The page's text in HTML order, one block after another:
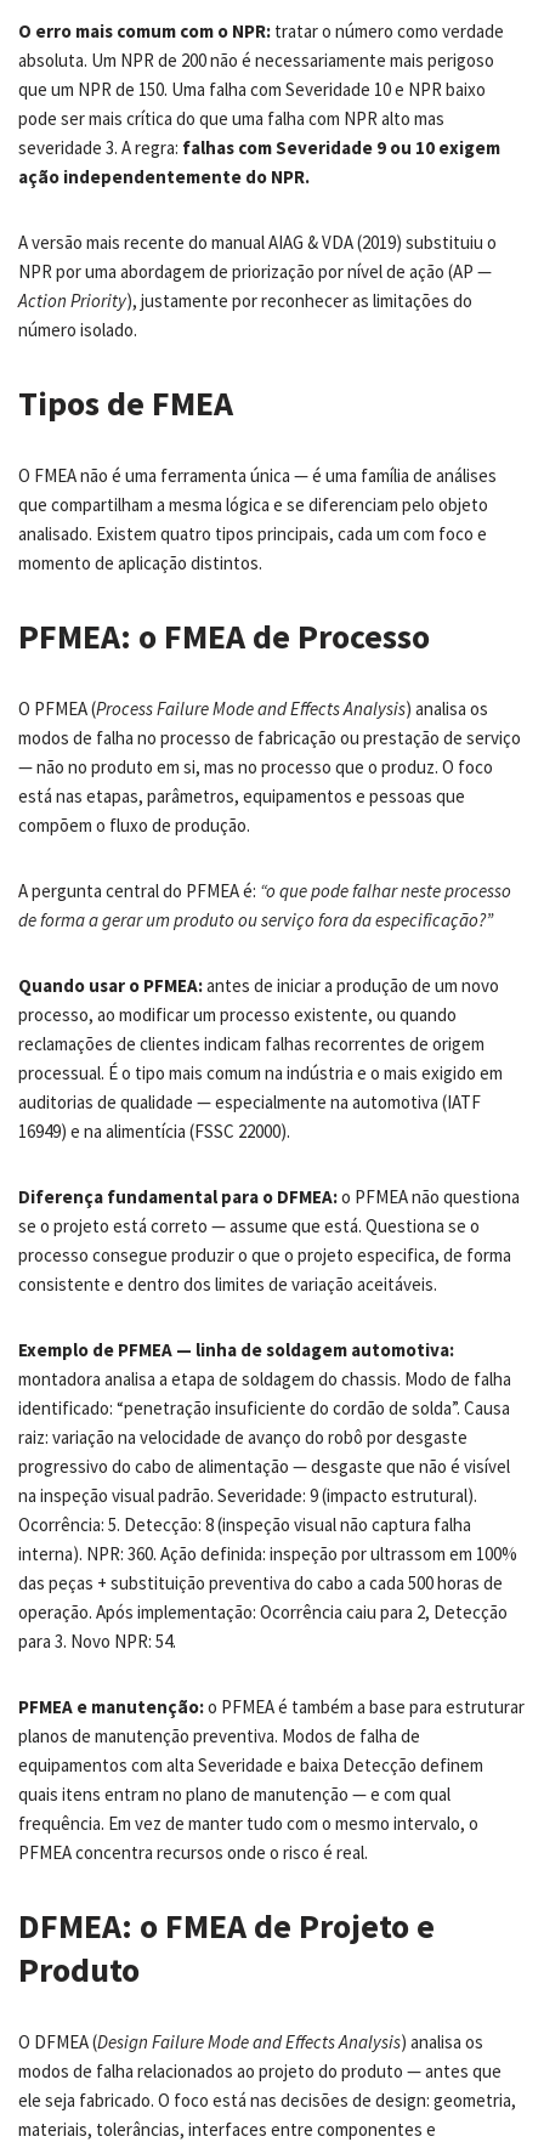
O erro mais comum com o NPR: tratar o número como verdade
absoluta. Um NPR de 200 não é necessariamente mais perigoso
que um NPR de 150. Uma falha com Severidade 10 e NPR baixo
pode ser mais crítica do que uma falha com NPR alto mas
severidade 3. A regra: falhas com Severidade 9 ou 10 exigem
ação independentemente do NPR.
A versão mais recente do manual AIAG & VDA (2019) substituiu o
NPR por uma abordagem de priorização por nível de ação (AP —
Action Priority), justamente por reconhecer as limitações do
número isolado.
Tipos de FMEA
O FMEA não é uma ferramenta única — é uma família de análises
que compartilham a mesma lógica e se diferenciam pelo objeto
analisado. Existem quatro tipos principais, cada um com foco e
momento de aplicação distintos.
PFMEA: o FMEA de Processo
O PFMEA (Process Failure Mode and Effects Analysis) analisa os
modos de falha no processo de fabricação ou prestação de serviço
— não no produto em si, mas no processo que o produz. O foco
está nas etapas, parâmetros, equipamentos e pessoas que
compõem o fluxo de produção.
A pergunta central do PFMEA é: “o que pode falhar neste processo
de forma a gerar um produto ou serviço fora da especificação?”
Quando usar o PFMEA:antes de iniciar a produção de um novo
processo, ao modificar um processo existente, ou quando
reclamações de clientes indicam falhas recorrentes de origem
processual. É o tipo mais comum na indústria e o mais exigido em
auditorias de qualidade — especialmente na automotiva (IATF
16949) e na alimentícia (FSSC 22000).
Diferença fundamental para o DFMEA:o PFMEA não questiona
se o projeto está correto — assume que está. Questiona se o
processo consegue produzir o que o projeto especifica, de forma
consistente e dentro dos limites de variação aceitáveis.
Exemplo de PFMEA — linha de soldagem automotiva:
montadora analisa a etapa de soldagem do chassis. Modo de falha
identificado: “penetração insuficiente do cordão de solda”. Causa
raiz: variação na velocidade de avanço do robô por desgaste
progressivo do cabo de alimentação — desgaste que não é visível
na inspeção visual padrão. Severidade: 9 (impacto estrutural).
Ocorrência: 5. Detecção: 8 (inspeção visual não captura falha
interna). NPR: 360. Ação definida: inspeção por ultrassom em 100%
das peças + substituição preventiva do cabo a cada 500 horas de
operação. Após implementação: Ocorrência caiu para 2, Detecção
para 3. Novo NPR: 54.
PFMEA e manutenção:o PFMEA é também a base para estruturar
planos de manutenção preventiva. Modos de falha de
equipamentos com alta Severidade e baixa Detecção definem
quais itens entram no plano de manutenção — e com qual
frequência. Em vez de manter tudo com o mesmo intervalo, o
PFMEA concentra recursos onde o risco é real.
DFMEA: o FMEA de Projeto e
Produto
O DFMEA (Design Failure Mode and Effects Analysis) analisa os
modos de falha relacionados ao projeto do produto — antes que
ele seja fabricado. O foco está nas decisões de design: geometria,
materiais, tolerâncias, interfaces entre componentes e